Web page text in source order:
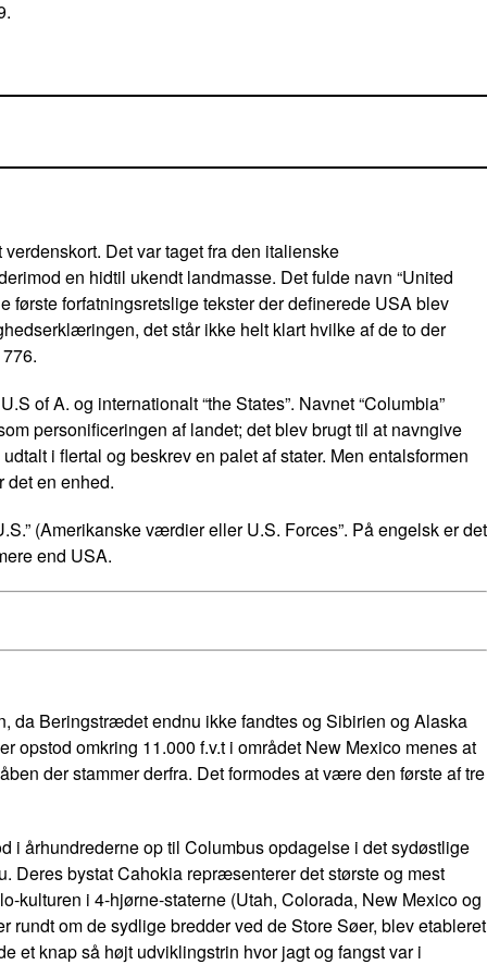
Det var taget fra den italienske
en hidtil ukendt landmasse. Det fulde navn “United
første forfatningsretslige tekster der definerede USA blev
det står ikke helt klart hvilke af de to der
of A. og internationalt “the States”. Navnet “Columbia”
personificeringen af landet; det blev brugt til at navngive
i flertal og beskrev en palet af stater. Men entalsformen
det en enhed.
(Amerikanske værdier eller U.S. Forces”. På engelsk er det
end USA.
da Beringstrædet endnu ikke fandtes og Sibirien og Alaska
opstod omkring 11.000 f.v.t i området New Mexico menes at
der stammer derfra. Det formodes at være den første af tre
i århundrederne op til Columbus opdagelse i det sydøstlige
Deres bystat Cahokia repræsenterer det største og mest
kulturen i 4-hjørne-staterne (Utah, Colorada, New Mexico og
om de sydlige bredder ved de Store Søer, blev etableret
et knap så højt udviklingstrin hvor jagt og fangst var i